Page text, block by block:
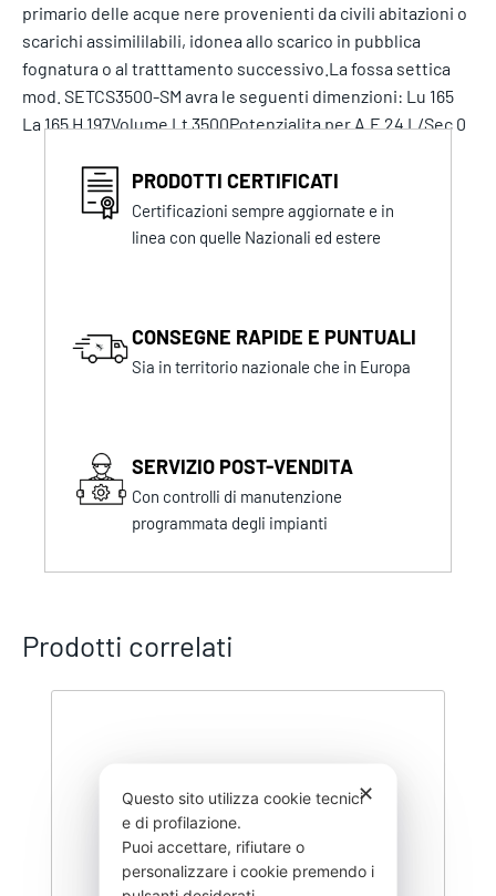
primario delle acque nere provenienti da civili abitazioni o
scarichi assimililabili, idonea allo scarico in pubblica
fognatura o al tratttamento successivo.La fossa settica
mod. SETCS3500-SM avra le seguenti dimenzioni: Lu 165
La 165 H 197Volume Lt 3500Potenzialita per A.E 24 L/Sec 0
PRODOTTI CERTIFICATI
Certificazioni sempre aggiornate e in
linea con quelle Nazionali ed estere
CONSEGNE RAPIDE E PUNTUALI
Sia in territorio nazionale che in Europa
SERVIZIO POST-VENDITA
Con controlli di manutenzione
programmata degli impianti
Prodotti correlati
✕
Questo sito utilizza cookie tecnici
e di profilazione.
Puoi accettare, rifiutare o
personalizzare i cookie premendo i